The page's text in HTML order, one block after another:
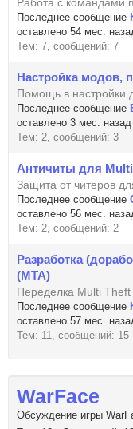
Последнее сообщение
оставлено 54 мес.
Тем: 7, сообщений: 7
Настройка модов,
Помощь в настройки
Последнее сообщение
оставлено 3 мес. назад
Тем: 2, сообщений: 3
Античиты для
Защита от читеров
Последнее сообщение
оставлено 56 мес.
Тем: 2, сообщений: 2
Разработка
(MTA)
Переделка Multi Theft
Последнее сообщение
оставлено 57 мес.
Тем: 11, сообщений: 15
WarFace
Обсуждение игры